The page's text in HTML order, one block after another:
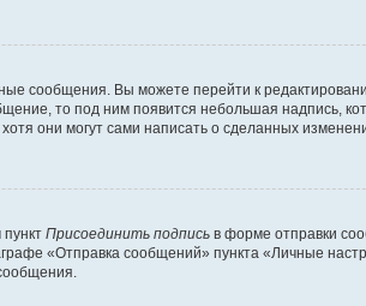
сообщения. Вы можете перейти к
то под ним появится небольшая надпись,
они могут сами написать о сделанных
Присоединить подпись в форме отправки
«Отправка сообщений» пункта «Личные